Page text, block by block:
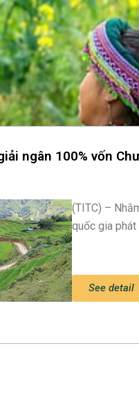
ngân 100% vốn
(TITC) –
quốc gia
See detail